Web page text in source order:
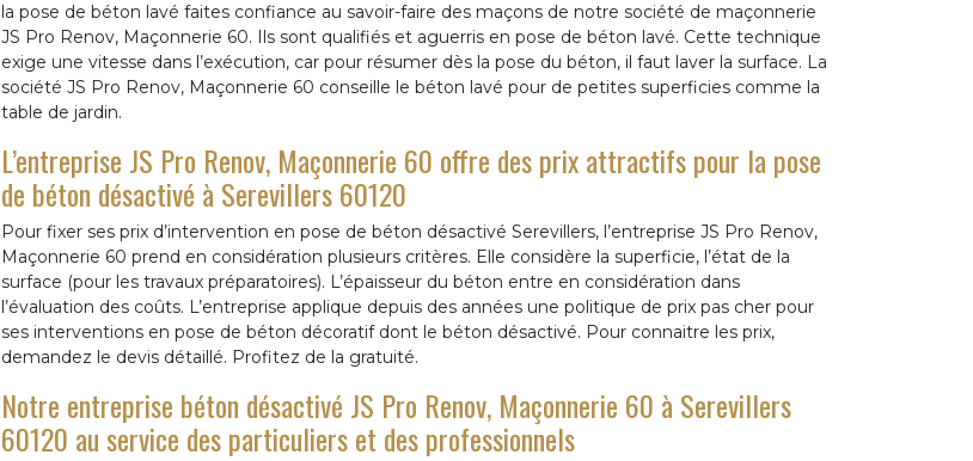
la pose de béton lavé faites confiance au savoir-faire des maçons de notre société de maçonnerie
JS Pro Renov, Maçonnerie 60. Ils sont qualifiés et aguerris en pose de béton lavé. Cette technique
exige une vitesse dans l’exécution, car pour résumer dès la pose du béton, il faut laver la surface. La
société JS Pro Renov, Maçonnerie 60 conseille le béton lavé pour de petites superficies comme la
table de jardin.
L’entreprise JS Pro Renov, Maçonnerie 60 offre des prix attractifs pour la pose
de béton désactivé à Serevillers 60120
Pour fixer ses prix d’intervention en pose de béton désactivé Serevillers, l’entreprise JS Pro Renov,
Maçonnerie 60 prend en considération plusieurs critères. Elle considère la superficie, l’état de la
surface (pour les travaux préparatoires). L’épaisseur du béton entre en considération dans
l’évaluation des coûts. L’entreprise applique depuis des années une politique de prix pas cher pour
ses interventions en pose de béton décoratif dont le béton désactivé. Pour connaitre les prix,
demandez le devis détaillé. Profitez de la gratuité.
Notre entreprise béton désactivé JS Pro Renov, Maçonnerie 60 à Serevillers
60120 au service des particuliers et des professionnels